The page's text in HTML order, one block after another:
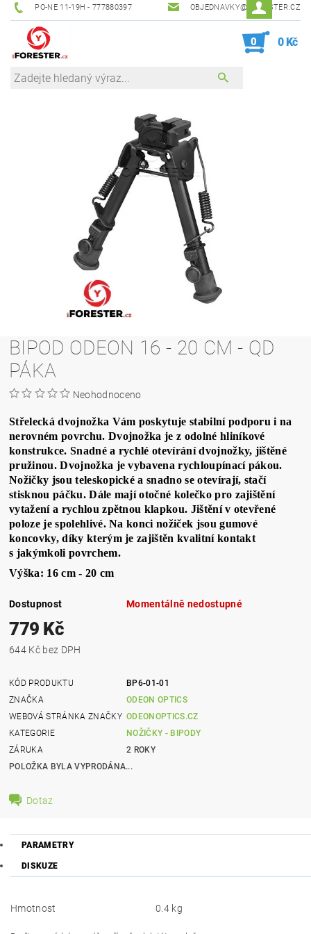
PO-NE 11-19H - 777880397 OBJEDNAVKY@IFORESTER.CZ
0 0 Kč
BIPOD ODEON 16 - 20 CM - QD
PÁKA
Neohodnoceno
Střelecká dvojnožka Vám poskytuje stabilní podporu i na
nerovném povrchu. Dvojnožka je z odolné hliníkové
konstrukce. Snadné a rychlé otevírání dvojnožky, jištěné
pružinou. Dvojnožka je vybavena rychloupínací pákou.
Nožičky jsou teleskopické a snadno se otevírají, stačí
stisknou páčku. Dále mají otočné kolečko pro zajištění
vytažení a rychlou zpětnou klapkou. Jištění v otevřené
poloze je spolehlivé. Na konci nožiček jsou gumové
koncovky, díky kterým je zajištěn kvalitní kontakt
s jakýmkoli povrchem.
Výška: 16 cm - 20 cm
Dostupnost Momentálně nedostupné
779 Kč
644 Kč bez DPH
KÓD PRODUKTU
BP6-01-01
ZNAČKA
ODEON OPTICS
WEBOVÁ STRÁNKA ZNAČKY ODEONOPTICS.CZ
KATEGORIE
NOŽIČKY - BIPODY
ZÁRUKA
2 ROKY
POLOŽKA BYLA VYPRODÁNA...
Dotaz
PARAMETRY
DISKUZE
Hmotnost 0.4 kg